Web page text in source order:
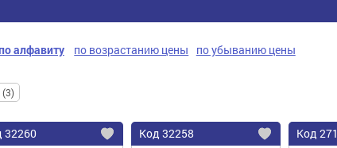
алфавиту по возрастанию цены по убыванию цены
(3)
32260
Добавить
Код 32258 Код